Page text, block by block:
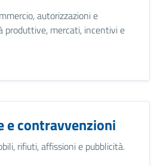
autorizzazioni e
produttive, mercati, incentivi e
e contravvenzioni
rifiuti, affissioni e pubblicità.